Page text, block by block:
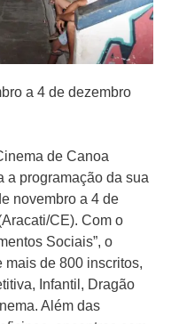
a 4 de dezembro
de Canoa
a programação da sua
novembro a 4 de
CE). Com o
Sociais”, o
mais de 800 inscritos,
Infantil, Dragão
Além das